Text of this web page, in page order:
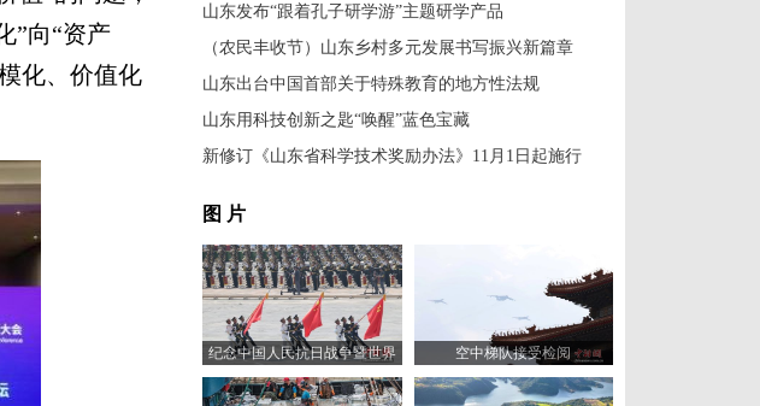
”向“资产
化、价值化
山东发布“跟着孔子研学游”主题研学产品
（农民丰收节）山东乡村多元发展书写振兴新篇章
山东出台中国首部关于特殊教育的地方性法规
山东用科技创新之匙“唤醒”蓝色宝藏
新修订《山东省科学技术奖励办法》11月1日起施行
图 片
纪念中国人民抗日战争暨世界
反法西斯战争胜利80周年大会
举行
空中梯队接受检阅